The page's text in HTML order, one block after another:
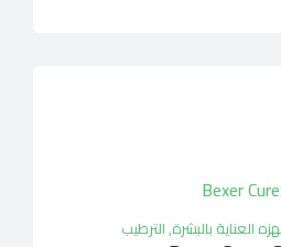
العناية بالبشرة,الترطيب